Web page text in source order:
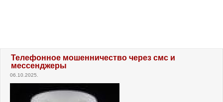
Телефонное мошенничество через смс и
мессенджеры
06.10.2025.